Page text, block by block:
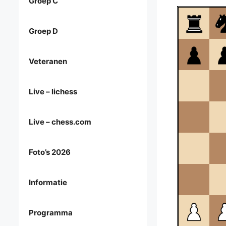
Groep D
Veteranen
Live – lichess
Live – chess.com
Foto’s 2026
Informatie
Programma